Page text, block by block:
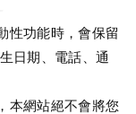
性功能時，會保留
日期、電話、通
本網站絕不會將您